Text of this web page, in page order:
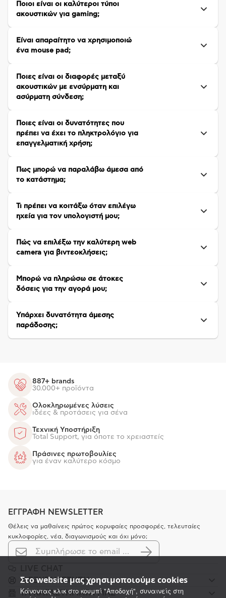
Στο website μας χρησιμοποιούμε cookies
Κάνοντας κλικ στο κουμπί "Αποδοχή", συναινείς στη
Ποιοι είναι οι καλύτεροι τύποι
ακουστικών για gaming;
Είναι απαραίτητο να χρησιμοποιώ
ένα mouse pad;
Ποιες είναι οι διαφορές μεταξύ
ακουστικών με ενσύρματη και
ασύρματη σύνδεση;
Ποιες είναι οι δυνατότητες που
πρέπει να έχει το πληκτρολόγιο για
επαγγελματική χρήση;
Πως μπορώ να παραλάβω άμεσα από
το κατάστημα;
Τι πρέπει να κοιτάξω όταν επιλέγω
ηχεία για τον υπολογιστή μου;
Πώς να επιλέξω την καλύτερη web
camera για βιντεοκλήσεις;
Μπορώ να πληρώσω σε άτοκες
δόσεις για την αγορά μου;
Υπάρχει δυνατότητα άμεσης
παράδοσης;
887+ brands
30.000+ προϊόντα
Ολοκληρωμένες λύσεις
ιδέες & προτάσεις για σένα
Τεχνική Υποστήριξη
Total Support, για όποτε το χρειαστείς
Πράσινες πρωτοβουλίες
για έναν καλύτερο κόσμο
ΕΓΓΡΑΦΗ NEWSLETTER
Θέλεις να μαθαίνεις πρώτος κορυφαίες προσφορές, τελευταίες
κυκλοφορίες, νέα, διαγωνισμούς και όχι μόνο;
K ΕΞΥΠΗΡΕΤΗΣΗ
ΤΑ ΚΑΤΑΣΤΗΜΑΤΑ ΜΑΣ